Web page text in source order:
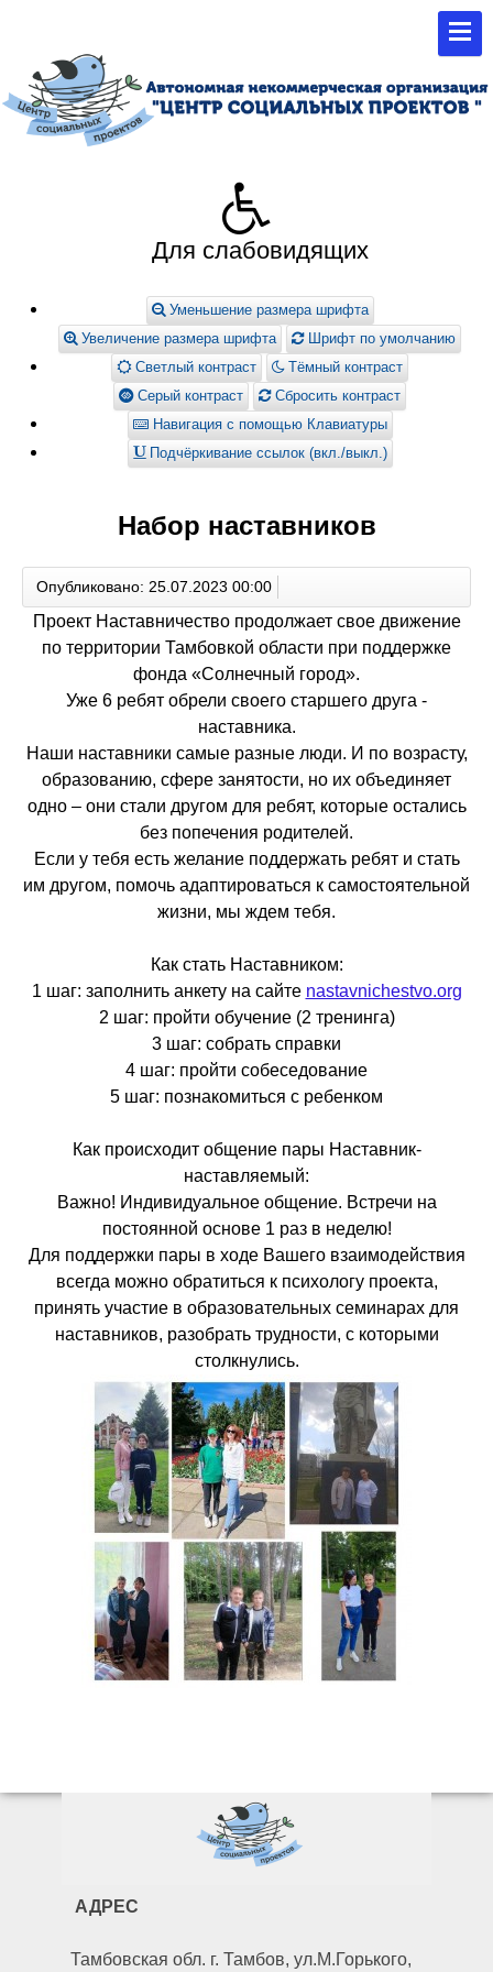
Для слабовидящих
Уменьшение размера шрифта
Увеличение размера шрифта
Шрифт по умолчанию
Светлый контраст
Тёмный контраст
Серый контраст
Сбросить контраст
Навигация с помощью Клавиатуры
Подчёркивание ссылок (вкл./выкл.)
Набор наставников
Опубликовано: 25.07.2023 00:00
Проект Наставничество продолжает свое движение
по территории Тамбовкой области при поддержке
фонда «Солнечный город».
Уже 6 ребят обрели своего старшего друга -
наставника.
Наши наставники самые разные люди. И по возрасту,
образованию, сфере занятости, но их объединяет
одно – они стали другом для ребят, которые остались
без попечения родителей.
Если у тебя есть желание поддержать ребят и стать
им другом, помочь адаптироваться к самостоятельной
жизни, мы ждем тебя.
Как стать Наставником:
1 шаг: заполнить анкету на сайте nastavnichestvo.org
2 шаг: пройти обучение (2 тренинга)
3 шаг: собрать справки
4 шаг: пройти собеседование
5 шаг: познакомиться с ребенком
Как происходит общение пары Наставник-
наставляемый:
Важно! Индивидуальное общение. Встречи на
постоянной основе 1 раз в неделю!
Для поддержки пары в ходе Вашего взаимодействия
всегда можно обратиться к психологу проекта,
принять участие в образовательных семинарах для
наставников, разобрать трудности, с которыми
столкнулись.
АДРЕС
Тамбовская обл. г. Тамбов, ул.М.Горького,